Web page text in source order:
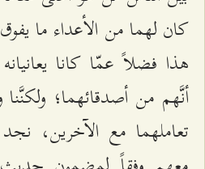
كان لهما من الأعداء ما
هذا فضلاً عمّا كانا
أنَّهم من أصدقائهما؛ ولكنَّنا
تعاملهما مع الآخرين، نجد